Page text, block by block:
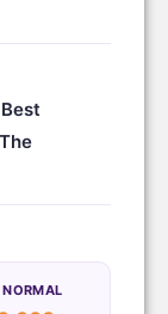
NORMAL